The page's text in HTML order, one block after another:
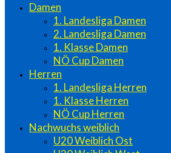
Damen
1. Landesliga Damen
2. Landesliga Damen
1. Klasse Damen
NÖ Cup Damen
Herren
1. Landesliga Herren
1. Klasse Herren
NÖ Cup Herren
Nachwuchs weiblich
U20 Weiblich Ost